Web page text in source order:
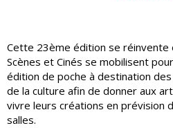
Cette 23ème édition se
Scènes et Cinés se mobilisent
édition de poche à destination
de la culture afin de donner aux
vivre leurs créations en prévision
salles.